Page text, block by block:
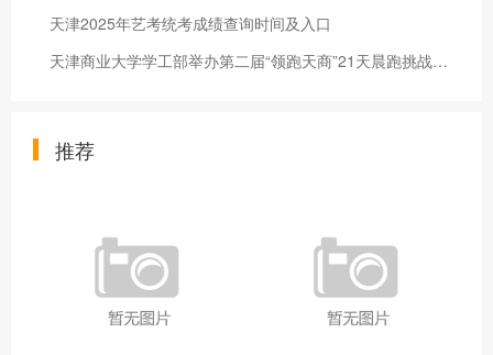
天津2025年艺考统考成绩查询时间及入口
天津商业大学学工部举办第二届“领跑天商”21天晨跑挑战赛颁奖典
推荐